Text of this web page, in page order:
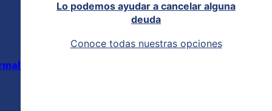
Lo podemos ayudar a cancelar alguna
deuda
Conoce todas nuestras opciones